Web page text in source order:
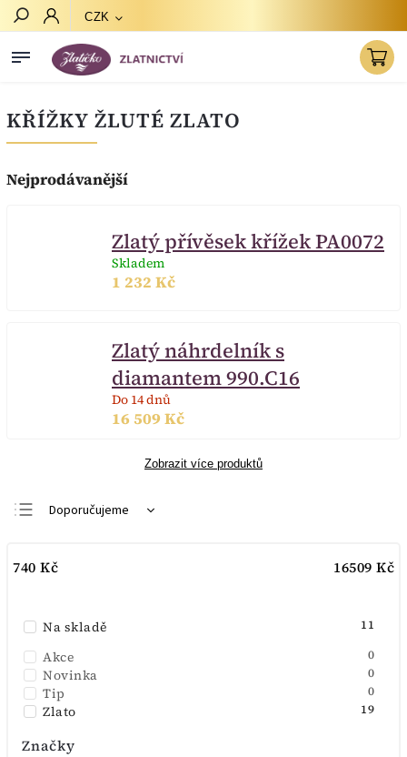
CZK
KŘÍŽKY ŽLUTÉ ZLATO
Nejprodávanější
Zlatý přívěsek křížek PA0072
Skladem
1 232 Kč
Zlatý náhrdelník s
diamantem 990.C16
Do 14 dnů
16 509 Kč
Zobrazit více produktů
Doporučujeme
Nejdražší
Abecedně
740 Kč 16509 Kč
Na skladě 11
Akce 0
Novinka 0
Tip 0
Zlato 19
Značky